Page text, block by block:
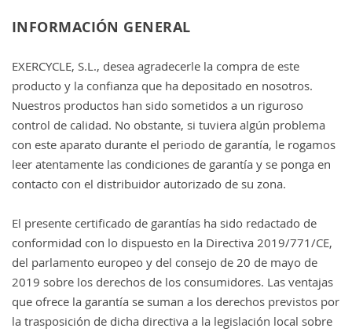
INFORMACIÓN GENERAL
EXERCYCLE, S.L., desea agradecerle la compra de este
producto y la confianza que ha depositado en nosotros.
Nuestros productos han sido sometidos a un riguroso
control de calidad. No obstante, si tuviera algún problema
con este aparato durante el periodo de garantía, le rogamos
leer atentamente las condiciones de garantía y se ponga en
contacto con el distribuidor autorizado de su zona.
El presente certificado de garantías ha sido redactado de
conformidad con lo dispuesto en la Directiva 2019/771/CE,
del parlamento europeo y del consejo de 20 de mayo de
2019 sobre los derechos de los consumidores. Las ventajas
que ofrece la garantía se suman a los derechos previstos por
la trasposición de dicha directiva a la legislación local sobre